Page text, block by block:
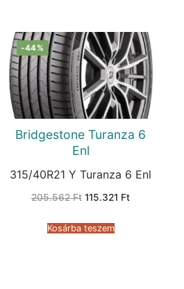
-44%
Bridgestone Turanza 6
Enl
315/40R21 Y Turanza 6 Enl
205.562Ft Original
205.562 Ft.
115.321 FtCurrent
Kosárba teszem